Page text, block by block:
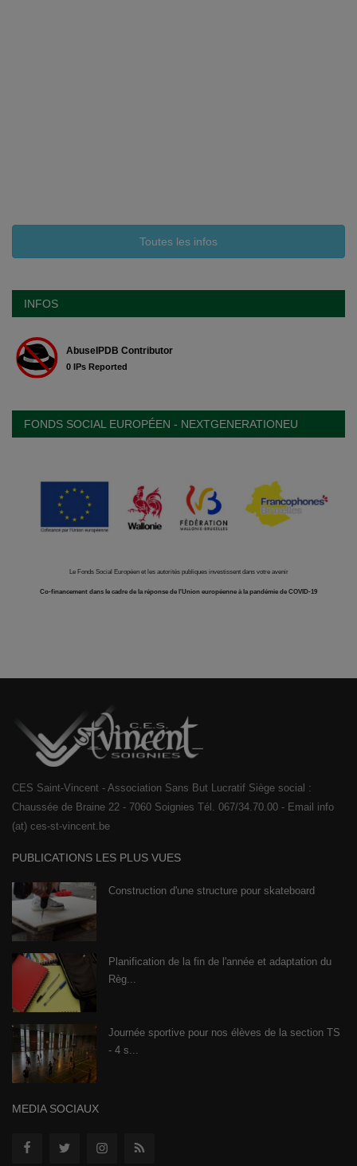
Toutes les infos
INFOS
FONDS SOCIAL EUROPÉEN - NEXTGENERATIONEU
Le Fonds Social Européen et les autorités publiques investissent dans votre avenir
Co-financement dans le cadre de la réponse de l'Union européenne à la pandémie de COVID-19
CES Saint-Vincent - Association Sans But Lucratif Siège social :
Chaussée de Braine 22 - 7060 Soignies Tél. 067/34.70.00 - Email info
(at) ces-st-vincent.be
PUBLICATIONS LES PLUS VUES
Construction d'une structure pour skateboard
Planification de la fin de l'année et adaptation du
Règ...
Journée sportive pour nos élèves de la section TS
- 4 s...
MEDIA SOCIAUX